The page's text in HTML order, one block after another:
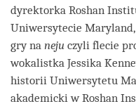
dyrektorka Roshan
Uniwersytecie
gry na neju czyli flecie
wokalistka Jessika
historii Uniwersytetu
akademicki w Roshan